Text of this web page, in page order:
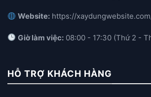
Website: https://
Giờ làm việc: 08:00 - 17:30 (Thứ 2 -
HỖ TRỢ KHÁCH HÀNG